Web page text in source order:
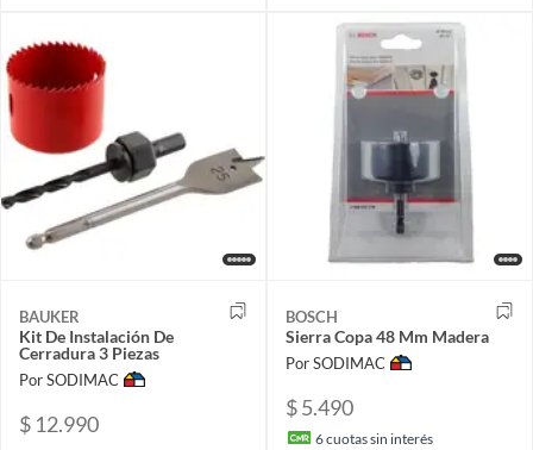
BAUKER
Kit De Instalación De
Cerradura 3 Piezas
Por SODIMAC
$ 12.990
BOSCH
Sierra Copa 48 Mm Madera
Por SODIMAC
$ 5.490
6cuotas sin interés